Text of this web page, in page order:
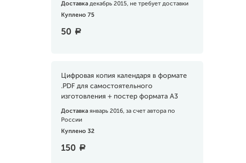
Доставка декабрь 2015, не требует доставки
Куплено 75
50 a
Цифровая копия календаря в формате
.PDF для самостоятельного
изготовления + постер формата А3
Доставка январь 2016, за счет автора по
России
Куплено 32
150 a